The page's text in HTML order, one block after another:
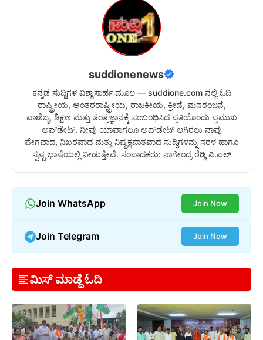
suddionenews
ಕನ್ನಡ ಸುದ್ದಿಗಳ ವಿಶ್ವಾಸಾರ್ಹ ಮೂಲ — suddione.com ನಲ್ಲಿ ಓದಿ
ರಾಷ್ಟ್ರೀಯ, ಅಂತರರಾಷ್ಟ್ರೀಯ, ರಾಜಕೀಯ, ಕ್ರೀಡೆ, ಮನರಂಜನೆ,
ವಾಣಿಜ್ಯ, ಶಿಕ್ಷಣ ಮತ್ತು ತಂತ್ರಜ್ಞಾನಕ್ಕೆ ಸಂಬಂಧಿಸಿದ ಪ್ರತಿಯೊಂದು ಪ್ರಮುಖ
ಅಪ್‌ಡೇಟ್. ನೀವು ಯಾವಾಗಲೂ ಅಪ್‌ಡೇಟ್ ಆಗಿರಲು ನಾವು
ವೇಗವಾದ, ನಿಖರವಾದ ಮತ್ತು ನಿಷ್ಪಕ್ಷಪಾತವಾದ ಸುದ್ದಿಗಳನ್ನು ಸರಳ ಹಾಗೂ
ಸ್ಪಷ್ಟ ಭಾಷೆಯಲ್ಲಿ ನೀಡುತ್ತೇವೆ. ಸಂಪಾದಕರು: ನಾಗೇಂದ್ರ ರೆಡ್ಡಿ ಪಿ.ಎಲ್
Join WhatsApp Join Now
Join Telegram Join Now
ಮಿಸ್ ಮಾಡ್ದೆ ಓದಿ